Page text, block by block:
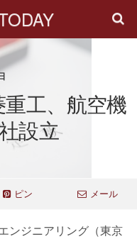
工、航空機
設立
ピン メール
ンジニアリング（東京